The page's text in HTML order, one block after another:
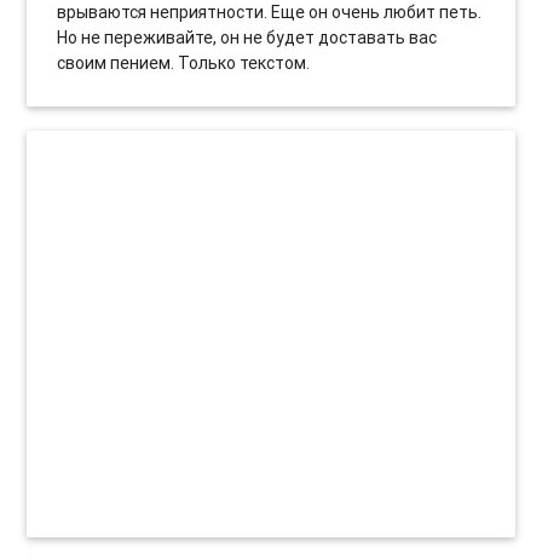
врываются неприятности. Еще он очень любит петь.
Но не переживайте, он не будет доставать вас
своим пением. Только текстом.